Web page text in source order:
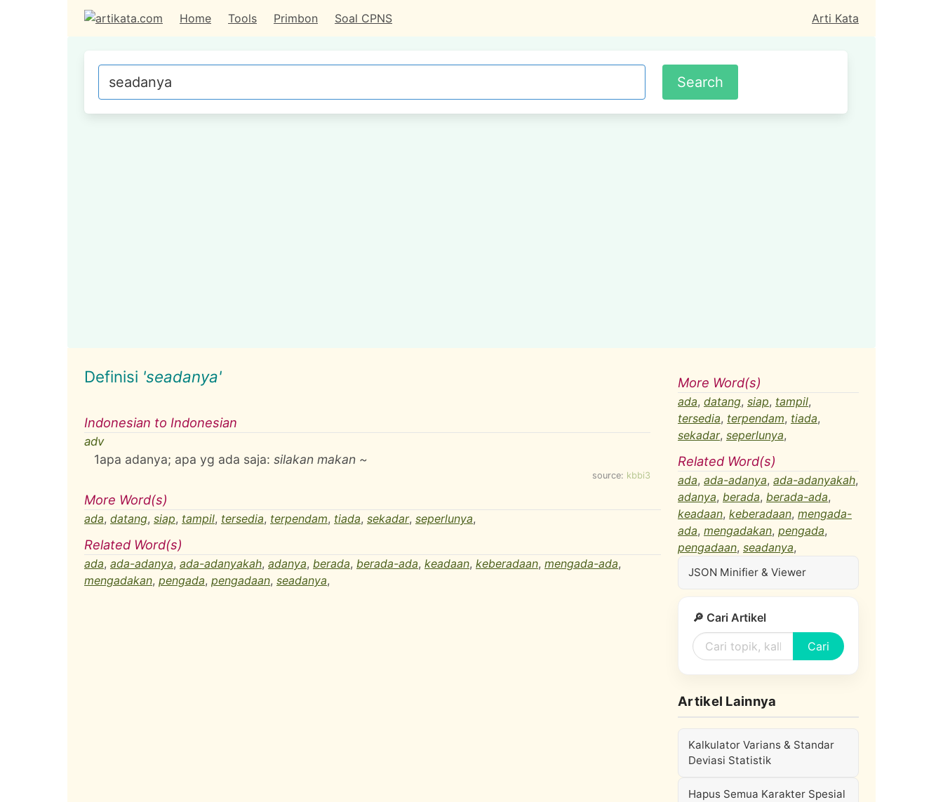
Home Tools Primbon Soal CPNS Arti Kata
Definisi 'seadanya'
Indonesian to Indonesian
adv
1apa adanya; apa yg ada saja:silakan makan ~
source: kbbi3
More Word(s)
ada, datang, siap, tampil, tersedia, terpendam, tiada, sekadar, seperlunya,
Related Word(s)
ada, ada-adanya, ada-adanyakah, adanya, berada, berada-ada, keadaan, keberadaan, mengada-ada,
mengadakan, pengada, pengadaan, seadanya,
More Word(s)
ada, datang, siap, tampil,
tersedia, terpendam, tiada,
sekadar, seperlunya,
Related Word(s)
ada, ada-adanya, ada-adanyakah,
adanya, berada, berada-ada,
keadaan, keberadaan, mengada-
ada, mengadakan, pengada,
pengadaan, seadanya,
JSON Minifier & Viewer
🔎 Cari Artikel
Cari
Artikel Lainnya
Kalkulator Varians & Standar
Deviasi Statistik
Hapus Semua Karakter Spesial